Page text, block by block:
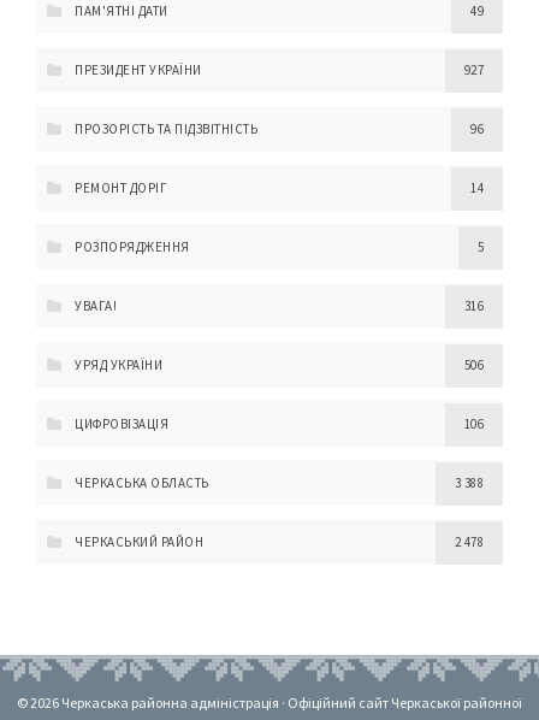
ПАМ'ЯТНІ ДАТИ 49
ПРЕЗИДЕНТ УКРАЇНИ 927
ПРОЗОРІСТЬ ТА ПІДЗВІТНІСТЬ 96
РЕМОНТ ДОРІГ 14
РОЗПОРЯДЖЕННЯ 5
УВАГА! 316
УРЯД УКРАЇНИ 506
ЦИФРОВІЗАЦІЯ 106
ЧЕРКАСЬКА ОБЛАСТЬ 3 388
ЧЕРКАСЬКИЙ РАЙОН 2 478
© 2026 Черкаська районна адміністрація · Офіційний сайт Черкаської районної